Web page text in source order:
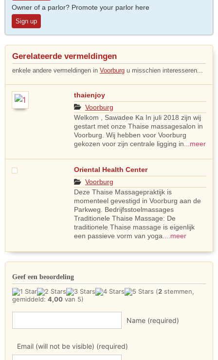
Owner of a parlor? Promote your parlor here
Sign up
Gerelateerde vermeldingen
enkele andere vermeldingen in Voorburg u misschien interesseren...
thaienjoy
Voorburg
Welkom , Sawadee Ka In juli 2018 zijn wij
gestart met onze Thaise massagesalon in
Voorburg. Wij hebben voor Voorburg
gekozen voor zijn centrale ligging in ...meer
Oriental Health Center
Voorburg
Deze Thaise Massagepraktijk is
momenteel gevestigd in Voorburg aan de
Parkweg. Bedrijfsstoelmassages
Traditionele Thaise Massage: De
traditionele Thaise massage is eigenlijk
een passieve vorm van yoga....meer
Geef een beoordeling
(2 stemmen,
gemiddeld: 4,00 van 5)
Name (required)
Email (will not be visible) (required)